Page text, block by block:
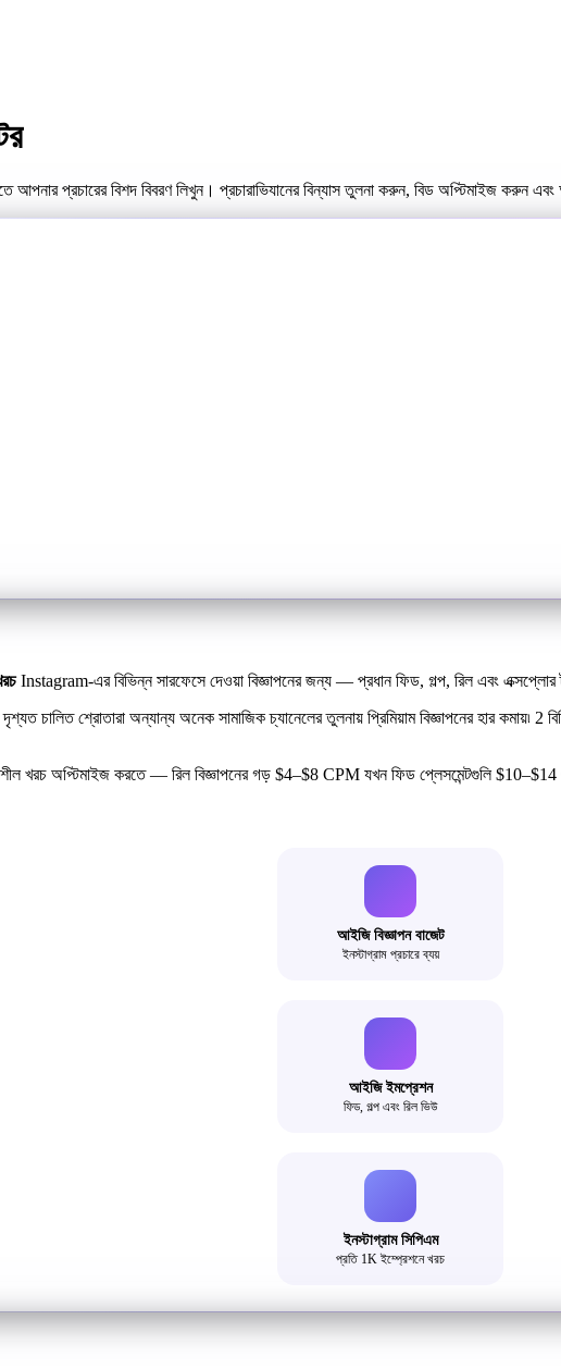
প্রচারের বিশদ বিবরণ লিখুন। প্রচারাভিযানের বিন্যাস তুলনা করুন, বিড অপ্টিমাইজ করুন এবং
Instagram-এর বিভিন্ন সারফেসে দেওয়া বিজ্ঞাপনের জন্য — প্রধান ফিড, গল্প, রিল এবং এক্সপ্লোর
চালিত শ্রোতারা অন্যান্য অনেক সামাজিক চ্যানেলের তুলনায় প্রিমিয়াম বিজ্ঞাপনের হার কমায়৷
খরচ অপ্টিমাইজ করতে — রিল বিজ্ঞাপনের গড় $4–$8 CPM যখন ফিড প্লেসমেন্টগুলি
আইজি বিজ্ঞাপন বাজেট
ইনস্টাগ্রাম প্রচারে ব্যয়
আইজি ইমপ্রেশন
ফিড, গল্প এবং রিল ভিউ
ইনস্টাগ্রাম সিপিএম
প্রতি 1K ইম্প্রেশনে খরচ